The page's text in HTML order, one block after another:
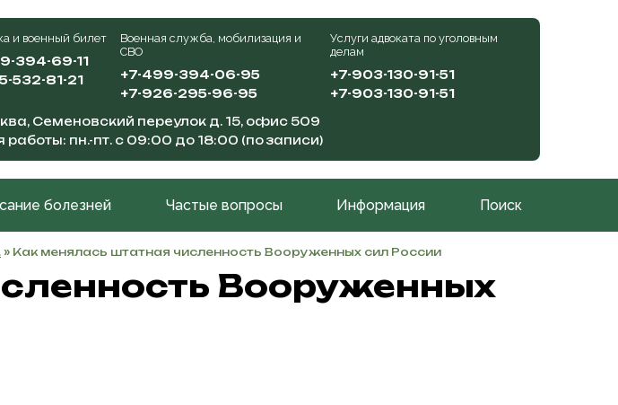
и военный билет
394-69-11
532-81-21
Военная служба, мобилизация и
СВО
+7-499-394-06-95
+7-926-295-96-95
Услуги адвоката по уголовным
делам
+7-903-130-91-51
+7-903-130-91-51
Семеновский переулок д. 15, офис 509
работы: пн.-пт. с 09:00 до 18:00 (по записи)
болезней Частые вопросы Информация Поиск
» Как менялась штатная численность Вооруженных сил России
Вооруженных